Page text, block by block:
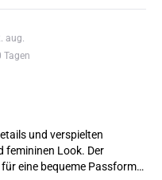
aug.
Tagen
und verspielten
femininen Look. Der
eine bequeme Passform –